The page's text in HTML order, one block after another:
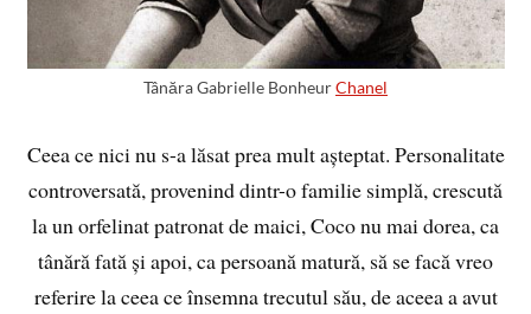
Tânăra Gabrielle BonheurChanel
Ceea ce nici nu s-a lăsat prea mult așteptat. Personalitate
controversată, provenind dintr-o familie simplă, crescută
la un orfelinat patronat de maici, Coco nu mai dorea, ca
tânără fată și apoi, ca persoană matură, să se facă vreo
referire la ceea ce însemna trecutul său, de aceea a avut